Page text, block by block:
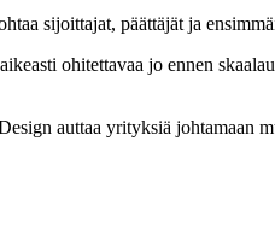
sijoittajat, päättäjät ja
ohitettavaa jo ennen
auttaa yrityksiä johtamaan